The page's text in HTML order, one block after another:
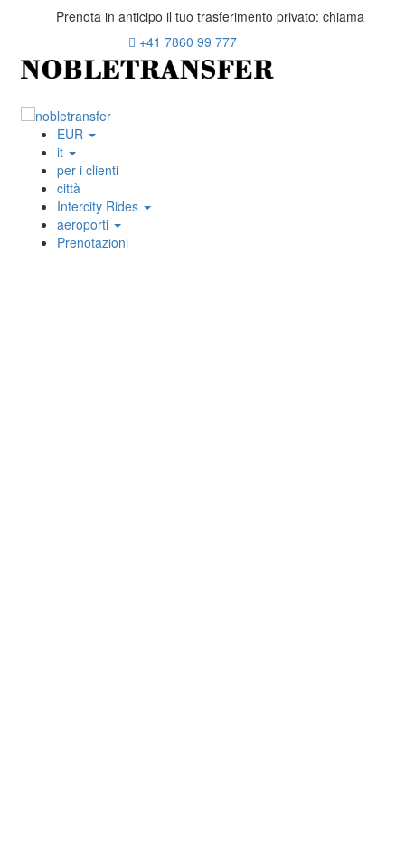
Prenota in anticipo il tuo trasferimento privato: chiama
+41 7860 99 777
EUR
it
per i clienti
città
Intercity Rides
aeroporti
Prenotazioni